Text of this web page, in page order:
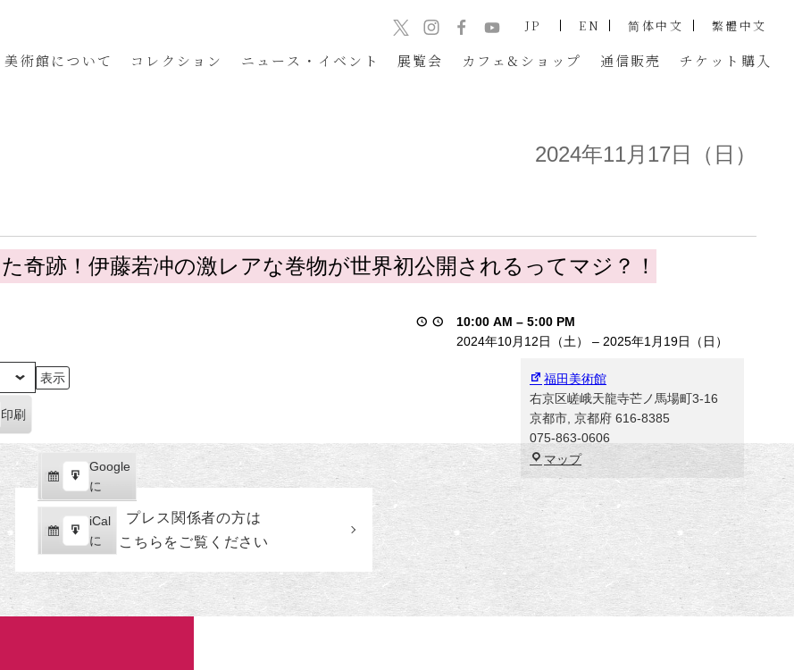
美術館について コレクション ニュース・イベント 展覧会 カフェ&ショップ 通信販売 チケット 購入
JP EN 简体中文 繁體中文
2024年11月17日（日）
奇跡！伊藤若冲の激レアな巻物が世界初公開されるってマジ？！
10:00 AM – 5:00 PM
2024年10月12日（土）
– 2025年1月19日（日）
福田美術館
右京区嵯峨天龍寺芒ノ馬場町3-16
京都市 京都府 616-8385
075-863-0606
マップ福
田
美
術
館
印刷
Google
で
購
読
iCal
で
購
Google
に
エ
ク
ス
ポ
ト
iCal
に
エ
ポ
ー
プレス関係者の方は
こちらをご覧ください